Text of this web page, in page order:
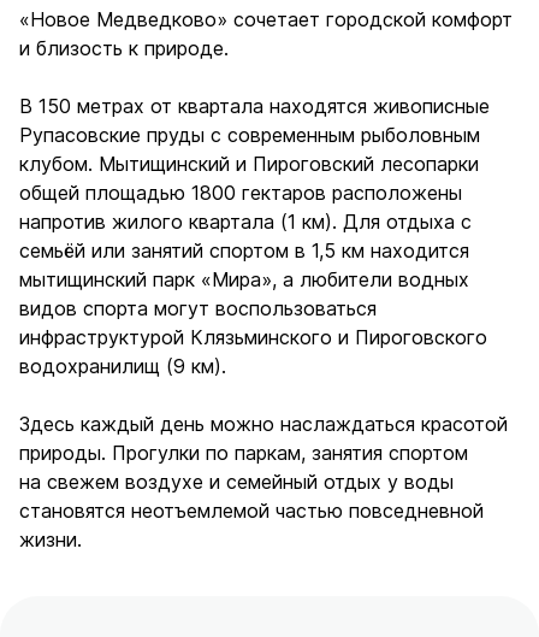
«Новое Медведково» сочетает городской комфорт
и близость к природе.
В 150 метрах от квартала находятся живописные
Рупасовские пруды с современным рыболовным
клубом. Мытищинский и Пироговский лесопарки
общей площадью 1800 гектаров расположены
напротив жилого квартала (1 км). Для отдыха с
семьёй или занятий спортом в 1,5 км находится
мытищинский парк «Мира», а любители водных
видов спорта могут воспользоваться
инфраструктурой Клязьминского и Пироговского
водохранилищ (9 км).
Здесь каждый день можно наслаждаться красотой
природы. Прогулки по паркам, занятия спортом
на свежем воздухе и семейный отдых у воды
становятся неотъемлемой частью повседневной
жизни.